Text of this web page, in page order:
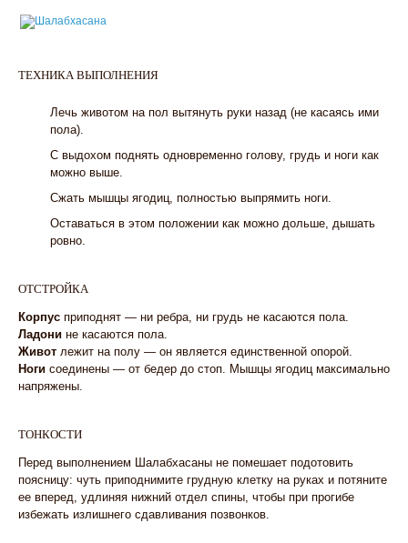
ТЕХНИКА ВЫПОЛНЕНИЯ
Лечь животом на пол вытянуть руки назад (не касаясь ими
пола).
С выдохом поднять одновременно голову, грудь и ноги как
можно выше.
Сжать мышцы ягодиц, полностью выпрямить ноги.
Оставаться в этом положении как можно дольше, дышать
ровно.
ОТСТРОЙКА
Корпус приподнят — ни ребра, ни грудь не касаются пола.
Ладони не касаются пола.
Живот лежит на полу — он является единственной опорой.
Ноги соединены — от бедер до стоп. Мышцы ягодиц максимально
напряжены.
ТОНКОСТИ
Перед выполнением Шалабхасаны не помешает подотовить
поясницу: чуть приподнимите грудную клетку на руках и потяните
ее вперед, удлиняя нижний отдел спины, чтобы при прогибе
избежать излишнего сдавливания позвонков.